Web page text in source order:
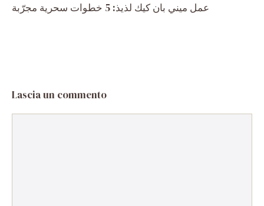
عمل ميني بان كيك لذيذ: 5 خطوات سحرية مجرّبة
Lascia un commento